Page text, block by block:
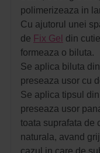
polimerizeaza in
Cu ajutorul unei
de Fix Gel din
formeaza o biluta.
Se aplica biluta
preseaza usor cu
Se aplica tipsul
preseaza usor
toata suprafata de
naturala, avand